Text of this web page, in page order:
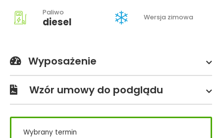
Paliwo
diesel Wersja zimowa
Wyposażenie
Wzór umowy do podglądu
Wybrany termin